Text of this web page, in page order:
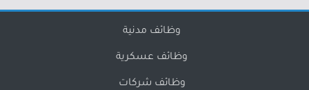
وظائف مدنية
وظائف عسكرية
وظائف شركات